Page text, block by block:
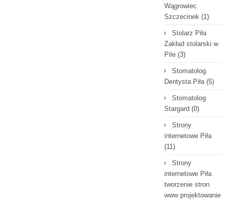
Wągrowiec
Szczecinek (1)
Stolarz Piła
Zakład stolarski w
Pile (3)
Stomatolog
Dentysta Piła(5)
Stomatolog
Stargard (0)
Strony
internetowe Piła
(11)
Strony
internetowe Piła
tworzenie stron
www projektowanie